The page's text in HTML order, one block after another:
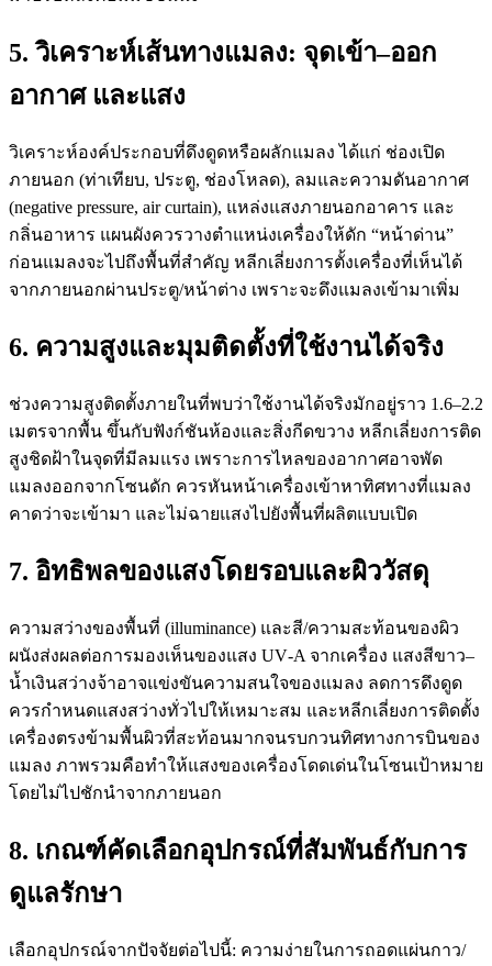
5. วิเคราะห์เส้นทางแมลง: จุดเข้า–ออก
อากาศ และแสง
วิเคราะห์องค์ประกอบที่ดึงดูดหรือผลักแมลง ได้แก่ ช่องเปิด
ภายนอก (ท่าเทียบ, ประตู, ช่องโหลด), ลมและความดันอากาศ
(negative pressure, air curtain), แหล่งแสงภายนอกอาคาร และ
กลิ่นอาหาร แผนผังควรวางตำแหน่งเครื่องให้ดัก “หน้าด่าน”
ก่อนแมลงจะไปถึงพื้นที่สำคัญ หลีกเลี่ยงการตั้งเครื่องที่เห็นได้
จากภายนอกผ่านประตู/หน้าต่าง เพราะจะดึงแมลงเข้ามาเพิ่ม
6. ความสูงและมุมติดตั้งที่ใช้งานได้จริง
ช่วงความสูงติดตั้งภายในที่พบว่าใช้งานได้จริงมักอยู่ราว 1.6–2.2
เมตรจากพื้น ขึ้นกับฟังก์ชันห้องและสิ่งกีดขวาง หลีกเลี่ยงการติด
สูงชิดฝ้าในจุดที่มีลมแรง เพราะการไหลของอากาศอาจพัด
แมลงออกจากโซนดัก ควรหันหน้าเครื่องเข้าหาทิศทางที่แมลง
คาดว่าจะเข้ามา และไม่ฉายแสงไปยังพื้นที่ผลิตแบบเปิด
7. อิทธิพลของแสงโดยรอบและผิววัสดุ
ความสว่างของพื้นที่ (illuminance) และสี/ความสะท้อนของผิว
ผนังส่งผลต่อการมองเห็นของแสง UV‑A จากเครื่อง แสงสีขาว–
น้ำเงินสว่างจ้าอาจแข่งขันความสนใจของแมลง ลดการดึงดูด
ควรกำหนดแสงสว่างทั่วไปให้เหมาะสม และหลีกเลี่ยงการติดตั้ง
เครื่องตรงข้ามพื้นผิวที่สะท้อนมากจนรบกวนทิศทางการบินของ
แมลง ภาพรวมคือทำให้แสงของเครื่องโดดเด่นในโซนเป้าหมาย
โดยไม่ไปชักนำจากภายนอก
8. เกณฑ์คัดเลือกอุปกรณ์ที่สัมพันธ์กับการ
ดูแลรักษา
เลือกอุปกรณ์จากปัจจัยต่อไปนี้: ความง่ายในการถอดแผ่นกาว/